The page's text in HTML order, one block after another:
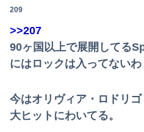
209
>>207
90ヶ国以上で展開してる
にはロックは入ってないわ
今はオリヴィア・ロドリ
大ヒットにわいてる。